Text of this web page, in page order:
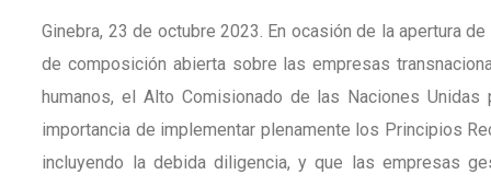
Ginebra, 23 de octubre 2023. En ocasión de la apertura
de composición abierta sobre las empresas
humanos, el Alto Comisionado de las Naciones
importancia de implementar plenamente los Principios
incluyendo la debida diligencia, y que las empresas